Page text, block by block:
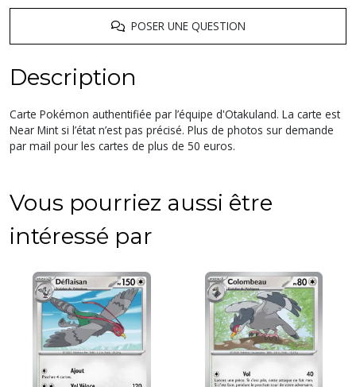
POSER UNE QUESTION
Description
Carte Pokémon authentifiée par l’équipe d'Otakuland. La carte est
Near Mint si l’état n’est pas précisé. Plus de photos sur demande
par mail pour les cartes de plus de 50 euros.
Vous pourriez aussi être
intéressé par